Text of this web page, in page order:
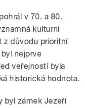
v 70. a 80.
kulturní
z důvodu prioritní
nejprve
veřejností byla
historická hodnota.
byl zámek Jezeří